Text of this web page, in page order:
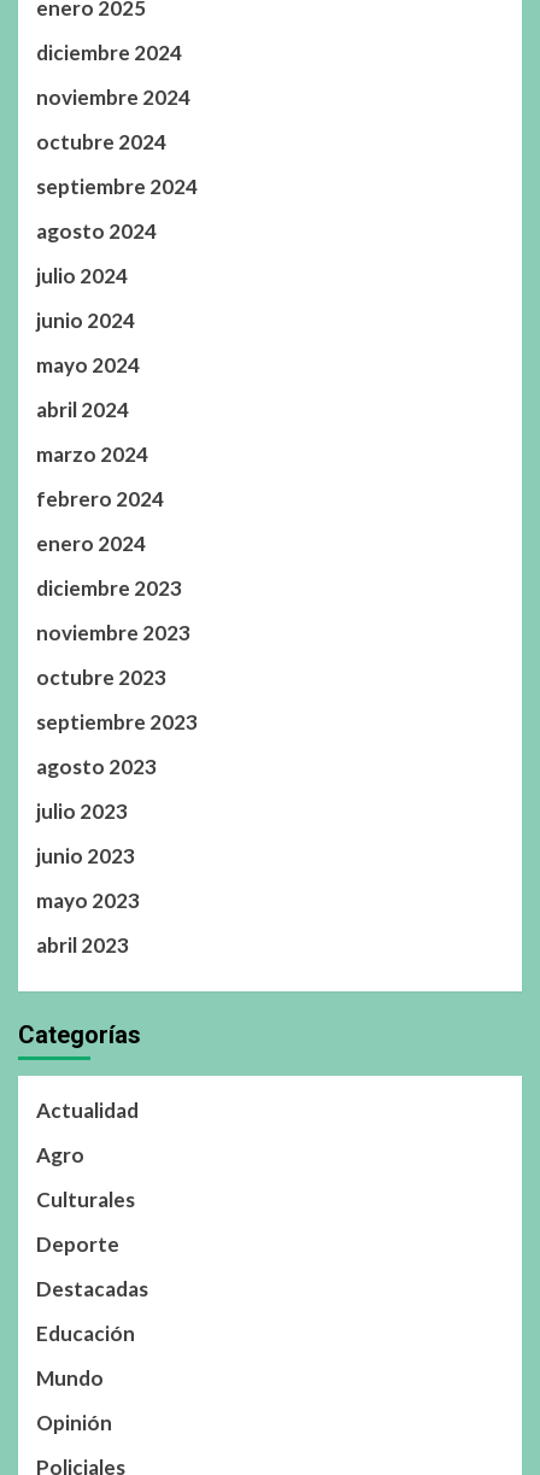
enero 2025
diciembre 2024
noviembre 2024
octubre 2024
septiembre 2024
agosto 2024
julio 2024
junio 2024
mayo 2024
abril 2024
marzo 2024
febrero 2024
enero 2024
diciembre 2023
noviembre 2023
octubre 2023
septiembre 2023
agosto 2023
julio 2023
junio 2023
mayo 2023
abril 2023
Categorías
Actualidad
Agro
Culturales
Deporte
Destacadas
Educación
Mundo
Opinión
Policiales